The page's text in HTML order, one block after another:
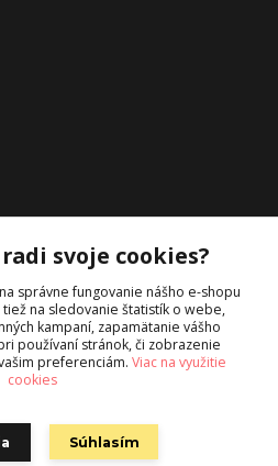
svoje cookies?
správne fungovanie nášho e-shopu
na sledovanie štatistík o webe,
kampaní, zapamätanie vášho
používaní stránok, či zobrazenie
preferenciám. Viac na využitie
cookies
Súhlasím